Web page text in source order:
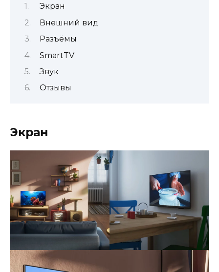
Экран
Внешний вид
Разъёмы
SmartTV
Звук
Отзывы
Экран